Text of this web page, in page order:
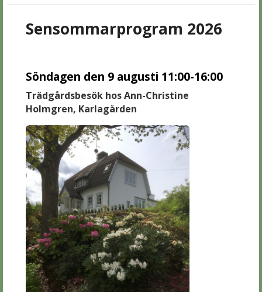
Sensommarprogram 2026
Söndagen den 9 augusti 11:00-16:00
Trädgårdsbesök hos Ann-Christine
Holmgren, Karlagården